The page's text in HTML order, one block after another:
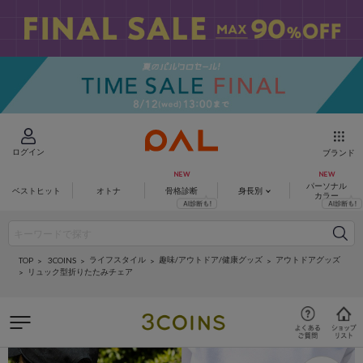
ログイン ブランド
ベストヒット オトナ 骨格診断 身長別
パーソナル
カラー
TOP 3COINS ライフスタイル 趣味/アウトドア/健康グッズ
アウトドアグッズ
リュック型折りたたみチェア